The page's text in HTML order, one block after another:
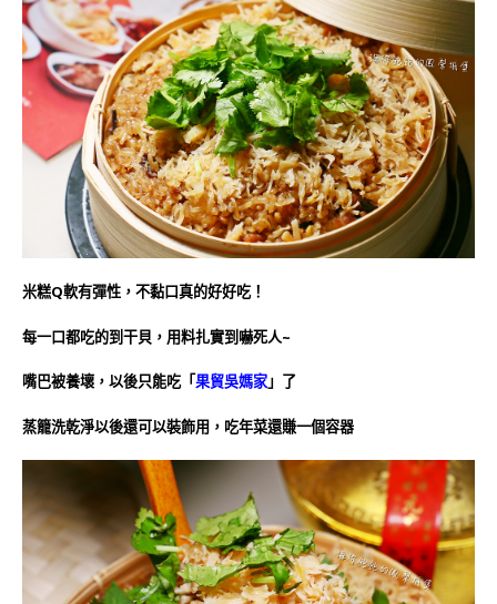
米糕Q軟有彈性，不黏口真的好好吃！
每一口都吃的到干貝，用料扎實到嚇死人~
嘴巴被養壞，以後只能吃「果貿吳媽家」了
蒸籠洗乾淨以後還可以裝飾用，吃年菜還賺一個容器